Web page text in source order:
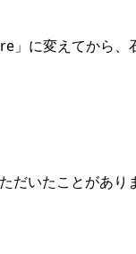
に変えてから、
だいたことがあ